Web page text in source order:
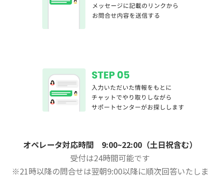
オペレータ対応時間 9:00~22:00（土日祝含む）
受付は24時間可能です
※21時以降の問合せは翌朝9:00以降に順次回答いたしま